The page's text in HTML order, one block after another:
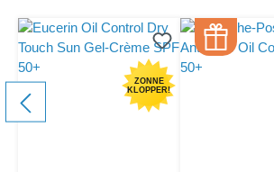
ZONNE
KLOPPER!